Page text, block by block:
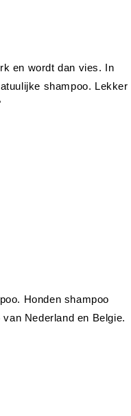
en wordt dan vies. In
shampoo. Lekker